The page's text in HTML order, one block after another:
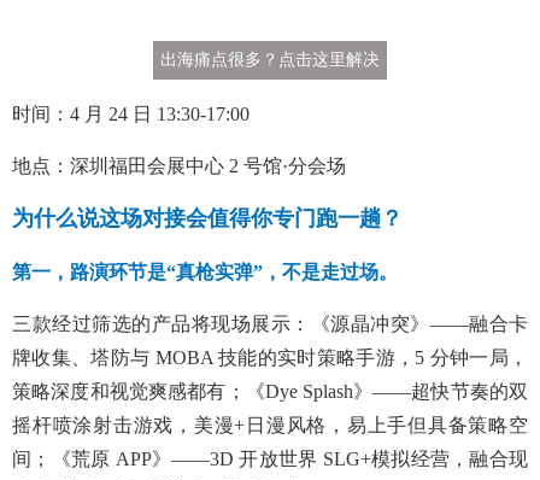
出海痛点很多？点击这里解决
时间：4 月 24 日 13:30-17:00
地点：深圳福田会展中心 2 号馆·分会场
为什么说这场对接会值得你专门跑一趟？
第一，路演环节是“真枪实弹”，不是走过场。
三款经过筛选的产品将现场展示：《源晶冲突》——融合卡
牌收集、塔防与 MOBA 技能的实时策略手游，5 分钟一局，
策略深度和视觉爽感都有；《Dye Splash》——超快节奏的双
摇杆喷涂射击游戏，美漫+日漫风格，易上手但具备策略空
间；《荒原 APP》——3D 开放世界 SLG+模拟经营，融合现